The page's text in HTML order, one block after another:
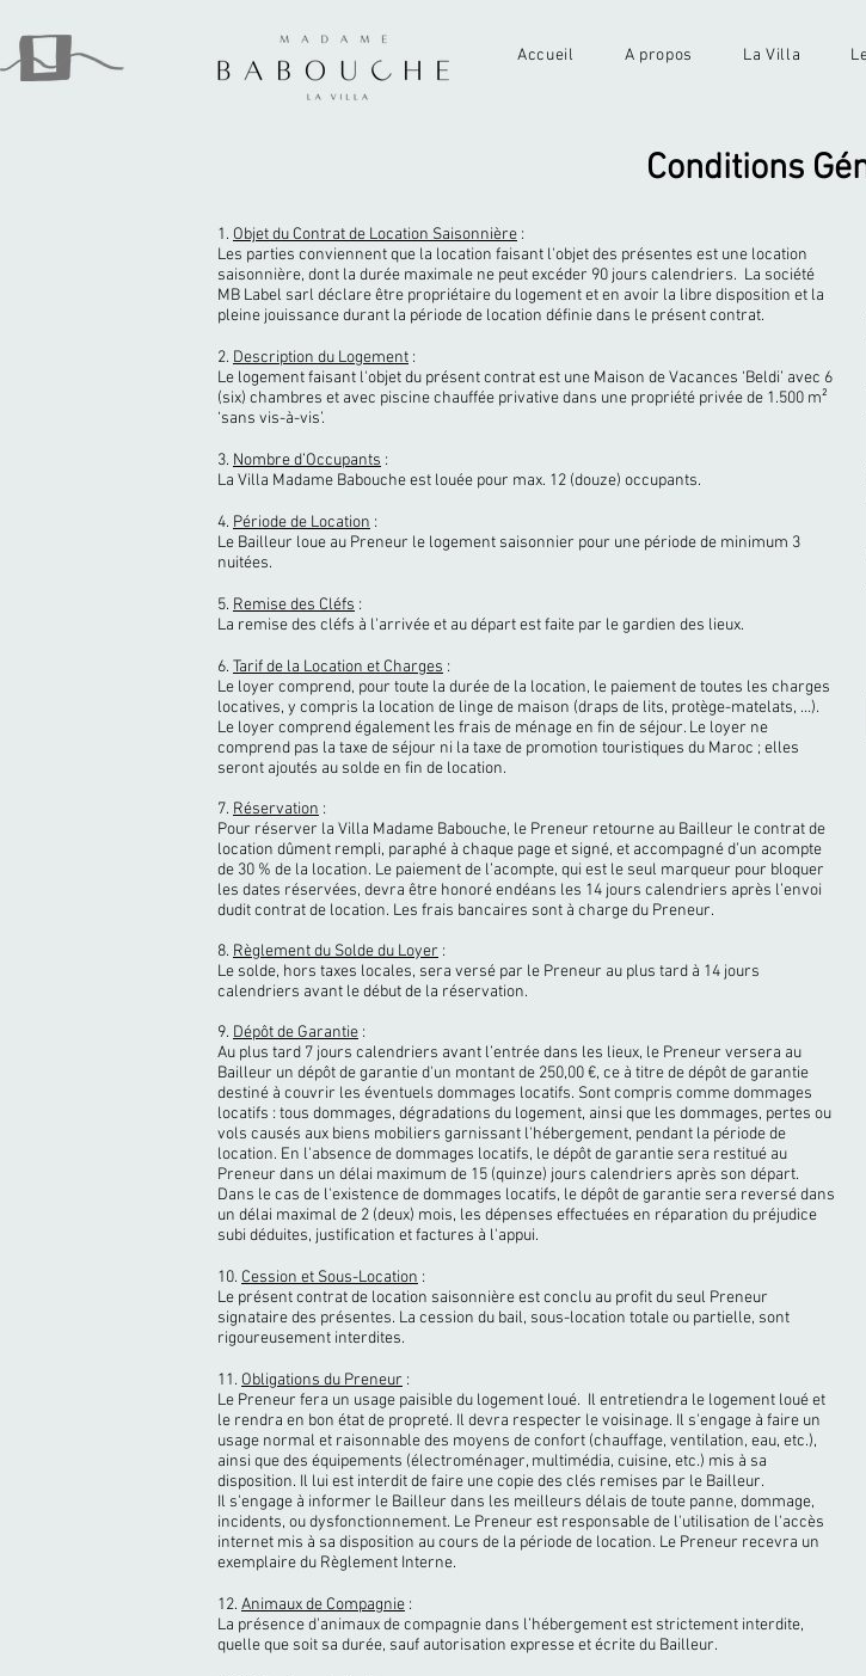
Accueil A propos La Villa
Conditions
1. Objet du Contrat de Location Saisonnière :
Les parties conviennent que la location faisant l'objet des présentes est une location
saisonnière, dont la durée maximale ne peut excéder 90 jours calendriers. La société
MB Label sarl déclare être propriétaire du logement et en avoir la libre disposition et la
pleine jouissance durant la période de location définie dans le présent contrat.
2. Description du Logement :
Le logement faisant l'objet du présent contrat est une Maison de Vacances ‘Beldi’ avec 6
(six) chambres et avec piscine chauffée privative dans une propriété privée de 1.500 m²
‘sans vis-à-vis’.
3. Nombre d’Occupants :
La Villa Madame Babouche est louée pour max. 12 (douze) occupants.
4. Période de Location :
Le Bailleur loue au Preneur le logement saisonnier pour une période de minimum 3
nuitées.
5. Remise des Cléfs :
La remise des cléfs à l'arrivée et au départ est faite par le gardien des lieux.
6. Tarif de la Location et Charges :
Le loyer comprend, pour toute la durée de la location, le paiement de toutes les charges
locatives, y compris la location de linge de maison (draps de lits, protège-matelats, …).
Le loyer comprend également les frais de ménage en fin de séjour. Le loyer ne
comprend pas la taxe de séjour ni la taxe de promotion touristiques du Maroc ; elles
seront ajoutés au solde en fin de location.
7. Réservation :
Pour réserver la Villa Madame Babouche, le Preneur retourne au Bailleur le contrat de
location dûment rempli, paraphé à chaque page et signé, et accompagné d’un acompte
de 30 % de la location. Le paiement de l’acompte, qui est le seul marqueur pour bloquer
les dates réservées, devra être honoré endéans les 14 jours calendriers après l’envoi
dudit contrat de location. Les frais bancaires sont à charge du Preneur.
8. Règlement du Solde du Loyer :
Le solde, hors taxes locales, sera versé par le Preneur au plus tard à 14 jours
calendriers avant le début de la réservation.
9. Dépôt de Garantie :
Au plus tard 7 jours calendriers avant l’entrée dans les lieux, le Preneur versera au
Bailleur un dépôt de garantie d'un montant de 250,00 €, ce à titre de dépôt de garantie
destiné à couvrir les éventuels dommages locatifs. Sont compris comme dommages
locatifs : tous dommages, dégradations du logement, ainsi que les dommages, pertes ou
vols causés aux biens mobiliers garnissant l'hébergement, pendant la période de
location. En l'absence de dommages locatifs, le dépôt de garantie sera restitué au
Preneur dans un délai maximum de 15 (quinze) jours calendriers après son départ.
Dans le cas de l'existence de dommages locatifs, le dépôt de garantie sera reversé dans
un délai maximal de 2 (deux) mois, les dépenses effectuées en réparation du préjudice
subi déduites, justification et factures à l'appui.
10. Cession et Sous-Location :
Le présent contrat de location saisonnière est conclu au profit du seul Preneur
signataire des présentes. La cession du bail, sous-location totale ou partielle, sont
rigoureusement interdites.
11. Obligations du Preneur :
Le Preneur fera un usage paisible du logement loué. Il entretiendra le logement loué et
le rendra en bon état de propreté. Il devra respecter le voisinage. Il s'engage à faire un
usage normal et raisonnable des moyens de confort (chauffage, ventilation, eau, etc.),
ainsi que des équipements (électroménager, multimédia, cuisine, etc.) mis à sa
disposition. Il lui est interdit de faire une copie des clés remises par le Bailleur.
Il s'engage à informer le Bailleur dans les meilleurs délais de toute panne, dommage,
incidents, ou dysfonctionnement. Le Preneur est responsable de l'utilisation de l'accès
internet mis à sa disposition au cours de la période de location. Le Preneur recevra un
exemplaire du Règlement Interne.
12. Animaux de Compagnie :
La présence d'animaux de compagnie dans l’hébergement est strictement interdite,
quelle que soit sa durée, sauf autorisation expresse et écrite du Bailleur.